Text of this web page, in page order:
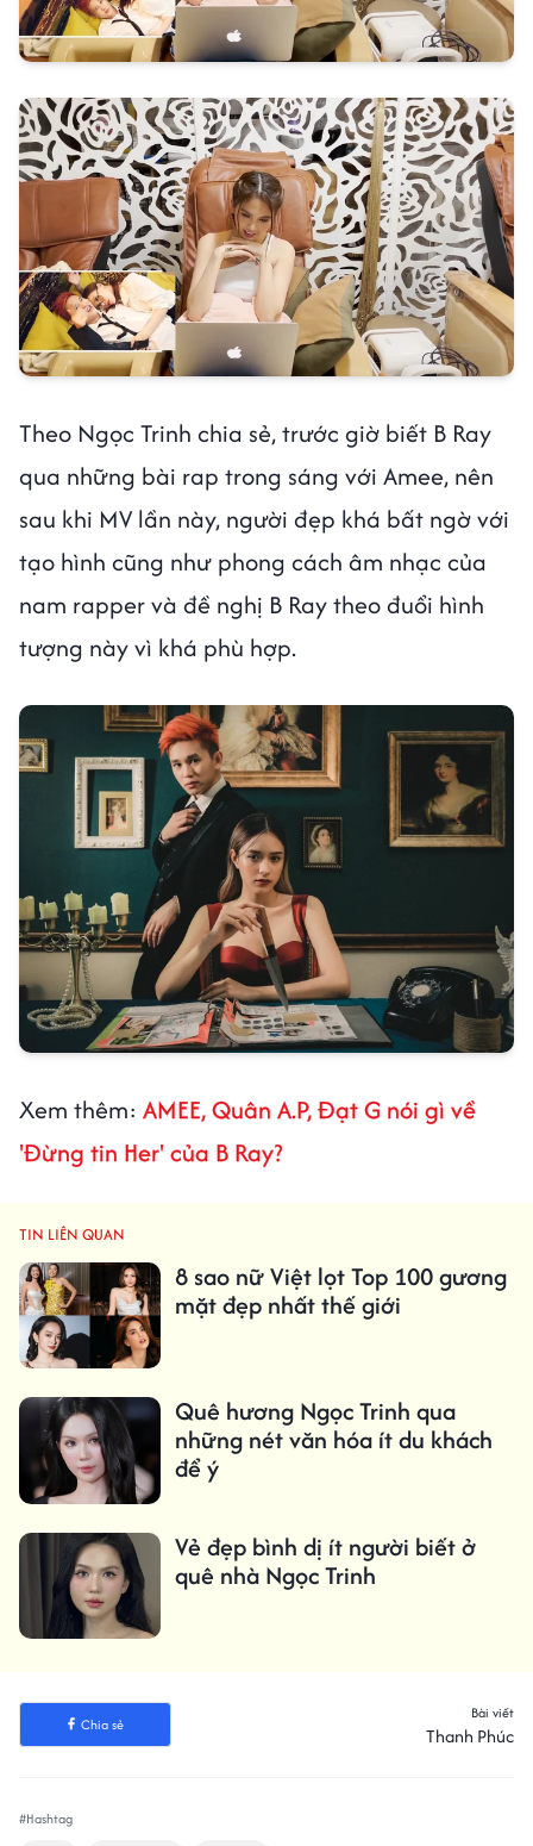
Theo Ngọc Trinh chia sẻ, trước giờ biết B Ray
qua những bài rap trong sáng với Amee, nên
sau khi MV lần này, người đẹp khá bất ngờ với
tạo hình cũng như phong cách âm nhạc của
nam rapper và đề nghị B Ray theo đuổi hình
tượng này vì khá phù hợp.
Xem thêm: AMEE, Quân A.P, Đạt G nói gì về
'Đừng tin Her' của B Ray?
TIN LIÊN QUAN
8 sao nữ Việt lọt Top 100 gương
mặt đẹp nhất thế giới
Quê hương Ngọc Trinh qua
những nét văn hóa ít du khách
để ý
Vẻ đẹp bình dị ít người biết ở
quê nhà Ngọc Trinh
Chia sẻ
Bài viết
Thanh Phúc
#Hashtag